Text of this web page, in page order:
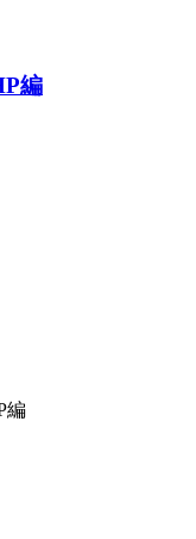
編
編